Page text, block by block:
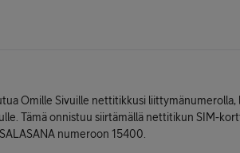
Omille Sivuille nettitikkusi liittymänumerolla,
Tämä onnistuu siirtämällä nettitikun SIM-
numeroon 15400.